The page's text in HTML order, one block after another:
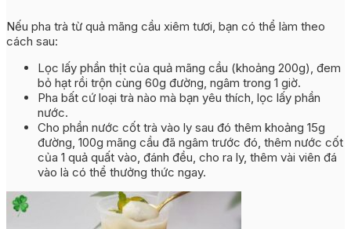
Nếu pha trà từ quả mãng cầu xiêm tươi, bạn có thể làm theo
cách sau:
Lọc lấy phần thịt của quả mãng cầu (khoảng 200g), đem
bỏ hạt rồi trộn cùng 60g đường, ngâm trong 1 giờ.
Pha bất cứ loại trà nào mà bạn yêu thích, lọc lấy phần
nước.
Cho phần nước cốt trà vào ly sau đó thêm khoảng 15g
đường, 100g mãng cầu đã ngâm trước đó, thêm nước cốt
của 1 quả quất vào, đánh đều, cho ra ly, thêm vài viên đá
vào là có thể thưởng thức ngay.